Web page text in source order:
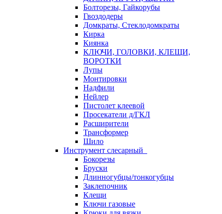
Болторезы, Гайкорубы
Гвоздодеры
Домкраты, Стеклодомкраты
Кирка
Киянка
КЛЮЧИ, ГОЛОВКИ, КЛЕЩИ,
ВОРОТКИ
Лупы
Монтировки
Надфили
Нейлер
Пистолет клеевой
Просекатели д/ГКЛ
Расширители
Трансформер
Шило
Инструмент слесарный
Бокорезы
Бруски
Длинногубцы/тонкогубцы
Заклепочник
Клещи
Ключи газовые